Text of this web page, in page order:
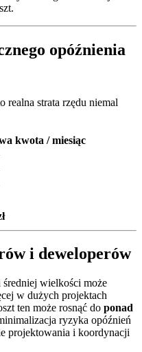
opóźnienia
realna strata rzędu niemal
kwota / miesiąc
i deweloperów
wielkości może
w dużych projektach
ten może rosnąć do ponad
ryzyka opóźnień
projektowania i koordynacji